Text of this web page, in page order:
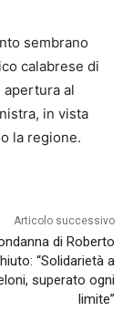
sembrano
calabrese di
apertura al
in vista
la regione.
Articolo successivo
di Roberto
“Solidarietà a
superato ogni
limite”